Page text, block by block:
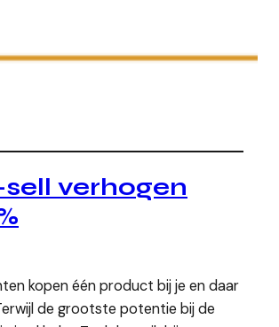
verhogen
kopen één product bij je en daar
de grootste potentie bij de